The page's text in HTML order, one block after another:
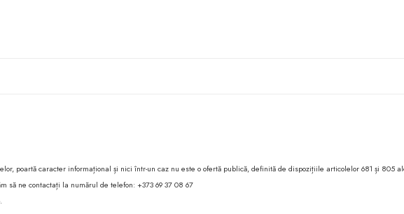
poartă caracter informațional și nici într-un caz nu este o ofertă publică, definită de dispozițiile articolelor 681 și 805
să ne contactați la numărul de telefon: +373 69 37 08 67